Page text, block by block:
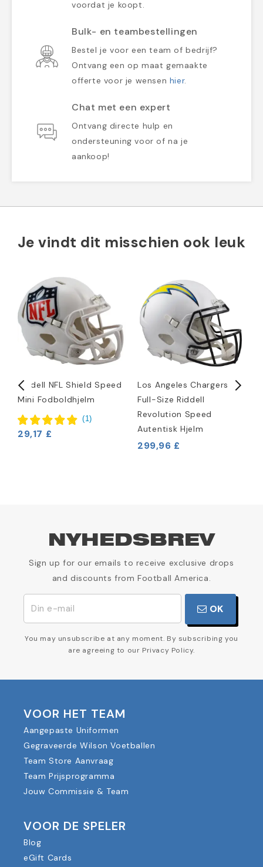
voordat je koopt.
Bulk- en teambestellingen
Bestel je voor een team of bedrijf?
Ontvang een op maat gemaakte
offerte voor je wensen hier.
Chat met een expert
Ontvang directe hulp en
ondersteuning voor of na je
aankoop!
Je vindt dit misschien ook leuk
Riddell NFL Shield Speed
Mini Fodboldhjelm
(1)
29,17 £
Los Angeles Chargers
Full-Size Riddell
Revolution Speed
Autentisk Hjelm
299,96 £
NYHEDSBREV
Sign up for our emails to receive exclusive drops
and discounts from Football America.
OK
You may unsubscribe at any moment. By subscribing you
are agreeing to our Privacy Policy.
VOOR HET TEAM
Aangepaste Uniformen
Gegraveerde Wilson Voetballen
Team Store Aanvraag
Team Prijsprogramma
Jouw Commissie & Team
VOOR DE SPELER
Blog
eGift Cards